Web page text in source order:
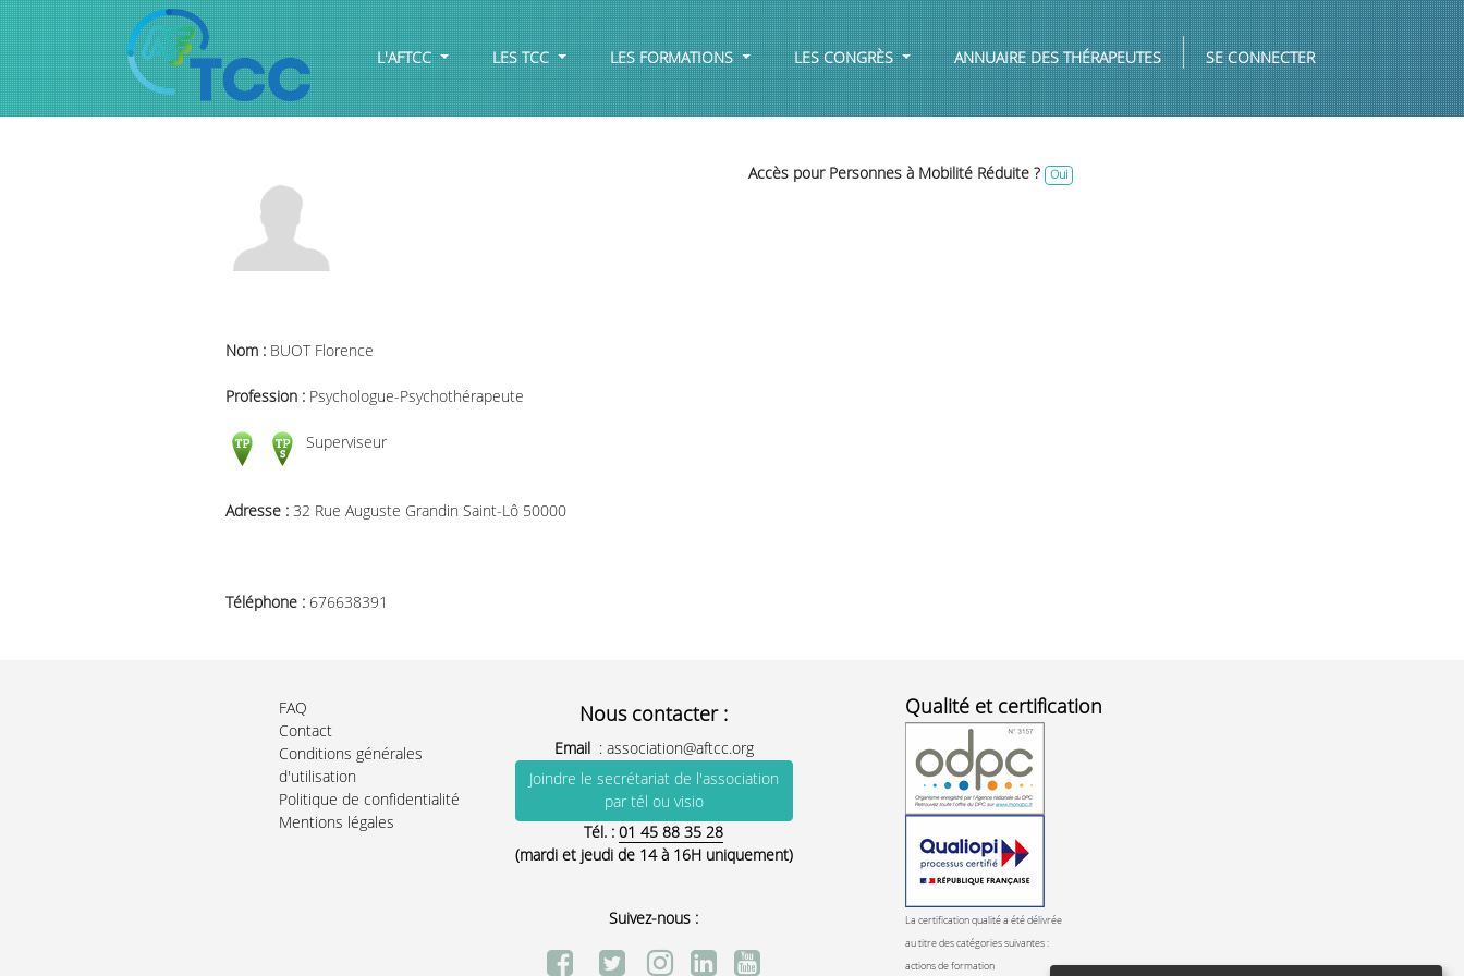
L'AFTCC LES TCC LES FORMATIONS LES CONGRÈS ANNUAIRE DES THÉRAPEUTES SE CONNECTER
Nom : BUOT Florence
Profession : Psychologue-Psychothérapeute
Superviseur
Adresse : 32 Rue Auguste Grandin Saint-Lô 50000
Téléphone : 676638391
Accès pour Personnes à Mobilité Réduite ? Oui
FAQ
Contact
Conditions générales
d'utilisation
Politique de confidentialité
Mentions légales
Nous contacter :
Email : association@aftcc.org
Joindre le secrétariat de l'association
par tél ou visio
Tél. : 01 45 88 35 28
(mardi et jeudi de 14 à 16H uniquement)
Suivez-nous :
Qualité et certification
La certification qualité a été délivrée
au titre des catégories suivantes :
actions de formation